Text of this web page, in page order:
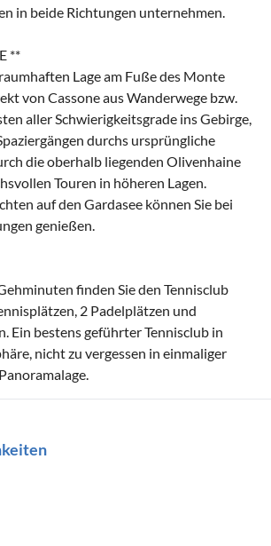
in beide Richtungen unternehmen.
**
Lage am Fuße des Monte
von Cassone aus Wanderwege bzw.
aller Schwierigkeitsgrade ins Gebirge,
durchs ursprüngliche
die oberhalb liegenden Olivenhaine
Touren in höheren Lagen.
auf den Gardasee können Sie bei
genießen.
finden Sie den Tennisclub
2 Padelplätzen und
Ein bestens geführter Tennisclub in
nicht zu vergessen in einmaliger